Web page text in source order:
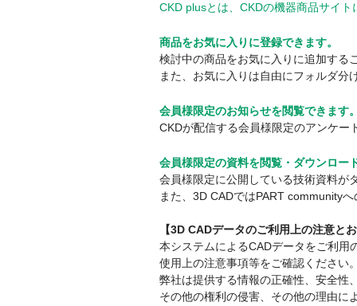
CKD plusとは、CKDの機器商品サイ
商品をお気に入りに登録できます。
検討中の商品をお気に入りに追加する
また、お気に入りは自由にフォルダ
会員様限定のお知らせを閲覧できます
CKDが配信する会員様限定のアンケー
会員様限定の資料を閲覧・ダウンロー
会員様限定に公開している技術資料が
また、3D CADではPART community
【3D CADデータのご利用上の注意と
本システムによるCADデータをご利用
使用上の注意事項等をご確認ください
弊社は提供する情報の正確性、安全性
その他の権利の侵害、その他の理由に